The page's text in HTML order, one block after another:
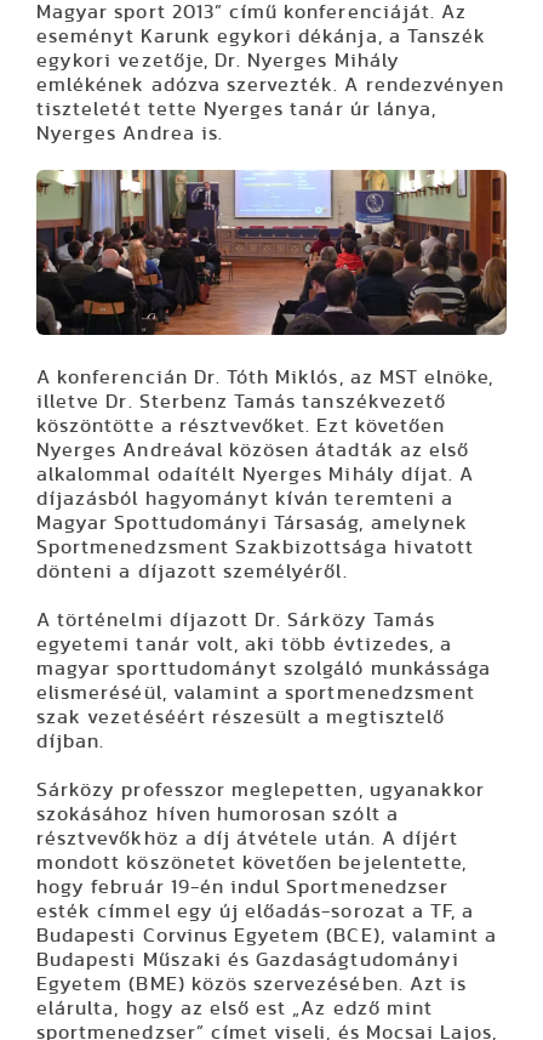
Magyar sport 2013” című konferenciáját. Az
eseményt Karunk egykori dékánja, a Tanszék
egykori vezetője, Dr. Nyerges Mihály
emlékének adózva szervezték. A rendezvényen
tiszteletét tette Nyerges tanár úr lánya,
Nyerges Andrea is.
A konferencián Dr. Tóth Miklós, az MST elnöke,
illetve Dr. Sterbenz Tamás tanszékvezető
köszöntötte a résztvevőket. Ezt követően
Nyerges Andreával közösen átadták az első
alkalommal odaítélt Nyerges Mihály díjat. A
díjazásból hagyományt kíván teremteni a
Magyar Spottudományi Társaság, amelynek
Sportmenedzsment Szakbizottsága hivatott
dönteni a díjazott személyéről.
A történelmi díjazott Dr. Sárközy Tamás
egyetemi tanár volt, aki több évtizedes, a
magyar sporttudományt szolgáló munkássága
elismeréséül, valamint a sportmenedzsment
szak vezetéséért részesült a megtisztelő
díjban.
Sárközy professzor meglepetten, ugyanakkor
szokásához híven humorosan szólt a
résztvevőkhöz a díj átvétele után. A díjért
mondott köszönetet követően bejelentette,
hogy február 19-én indul Sportmenedzser
esték címmel egy új előadás-sorozat a TF, a
Budapesti Corvinus Egyetem (BCE), valamint a
Budapesti Műszaki és Gazdaságtudományi
Egyetem (BME) közös szervezésében. Azt is
elárulta, hogy az első est „Az edző mint
sportmenedzser” címet viseli, és Mocsai Lajos,